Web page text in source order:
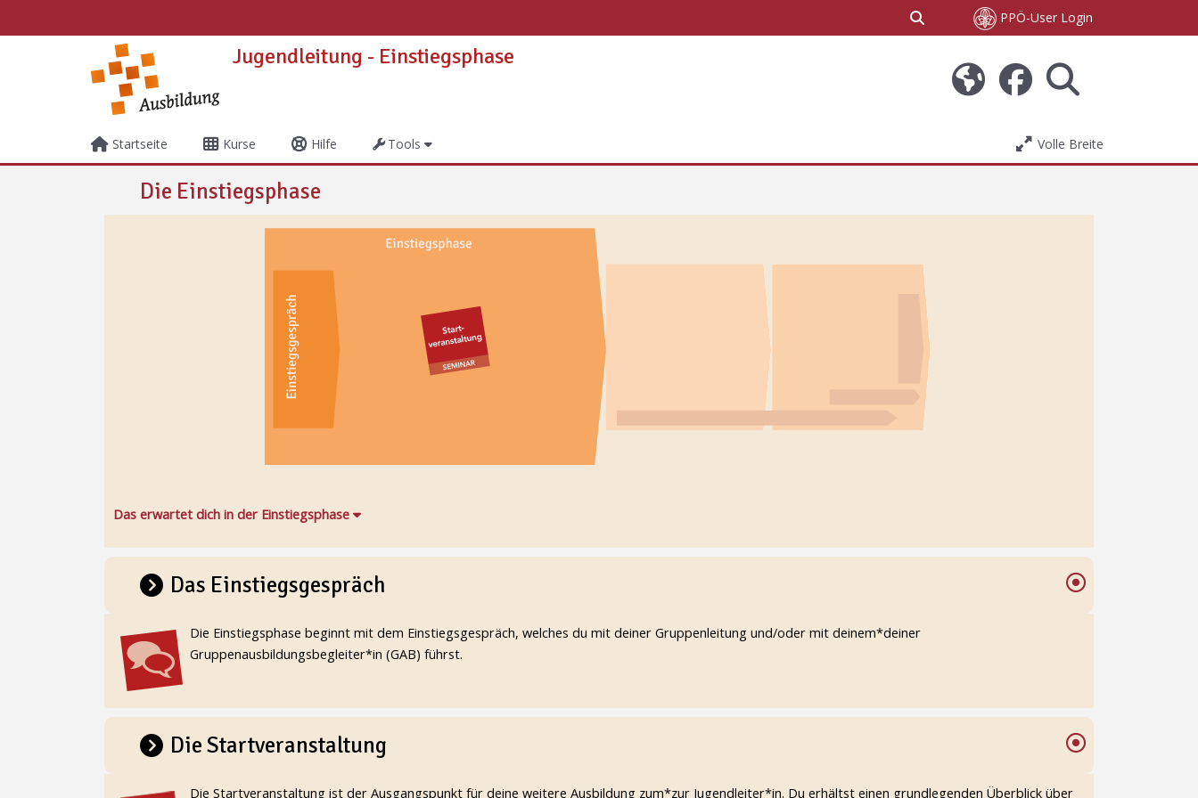
Sucheingabe umschalten
PPÖ-User Login
Jugendleitung - Einstiegsphase
Startseite Kurse Hilfe Tools Volle Breite
Kurs: Jugendleitung - Einstiegsphase | eLearning-Portal
Die Einstiegsphase
Das erwartet dich in der Einstiegsphase
Schließen
Das Einstiegsgespräch
Die Einstiegsphase beginnt mit dem Einstiegsgespräch, welches du mit deiner Gruppenleitung und/oder mit deinem*deiner
Gruppenausbildungsbegleiter*in (GAB) führst.
Schließen
Die Startveranstaltung
Die Startveranstaltung ist der Ausgangspunkt für deine weitere Ausbildung zum*zur Jugendleiter*in. Du erhältst einen grundlegenden Überblick über